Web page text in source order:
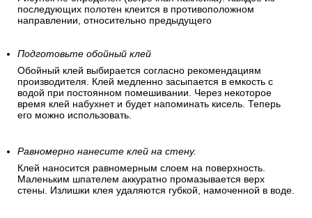
последующих полотен клеится в противоположном
направлении, относительно предыдущего
Подготовьте обойный клей
Обойный клей выбирается согласно рекомендациям
производителя. Клей медленно засыпается в емкость с
водой при постоянном помешивании. Через некоторое
время клей набухнет и будет напоминать кисель. Теперь
его можно использовать.
Равномерно нанесите клей на стену.
Клей наносится равномерным слоем на поверхность.
Маленьким шпателем аккуратно промазывается верх
стены. Излишки клея удаляются губкой, намоченной в воде.